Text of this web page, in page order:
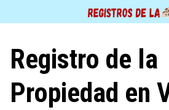
al
Registro de la
Propiedad en